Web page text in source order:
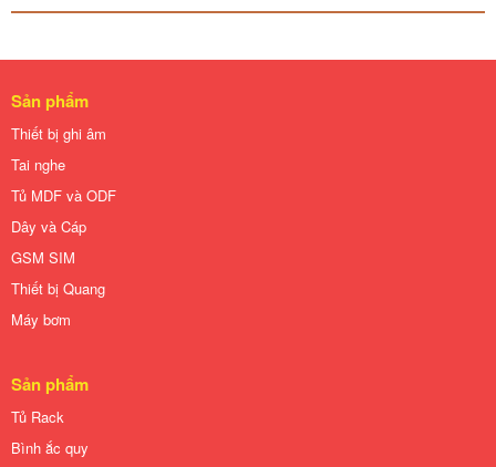
Sản phẩm
Thiết bị ghi âm
Tai nghe
Tủ MDF và ODF
Dây và Cáp
GSM SIM
Thiết bị Quang
Máy bơm
Sản phẩm
Tủ Rack
Bình ắc quy